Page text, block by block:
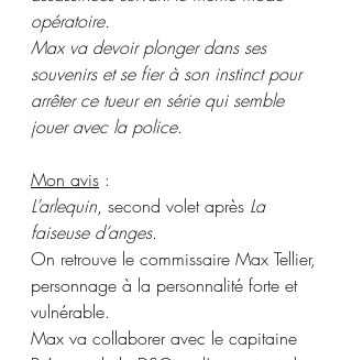
opératoire.
Max va devoir plonger dans ses
souvenirs et se fier à son instinct pour
arrêter ce tueur en série qui semble
jouer avec la police.
Mon avis :
L’arlequin, second volet après La
faiseuse d’anges.
On retrouve le commissaire Max Tellier,
personnage à la personnalité forte et
vulnérable.
Max va collaborer avec le capitaine